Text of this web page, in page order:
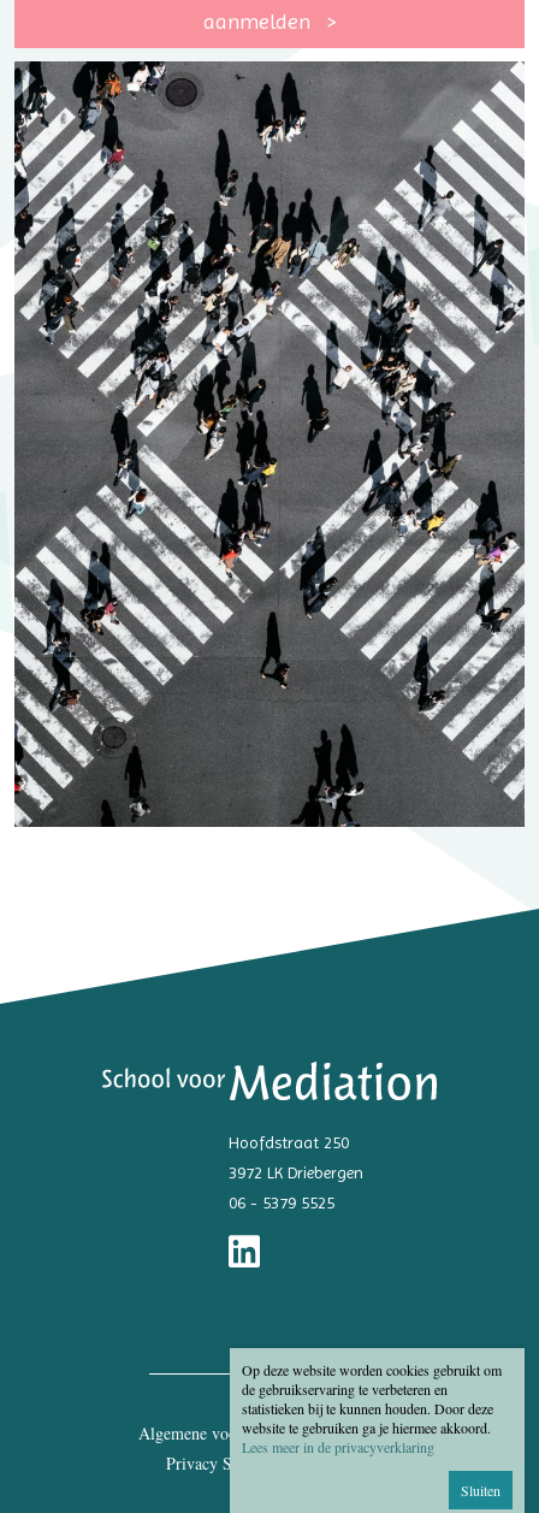
Op deze website worden cookies gebruikt om
de gebruikservaring te verbeteren en
statistieken bij te kunnen houden. Door deze
website te gebruiken ga je hiermee akkoord.
Lees meer in de privacyverklaring
Sluiten
aanmelden
Hoofdstraat 250
3972 LK Driebergen
06 - 5379 5525
Algemene voorwaarden
Disclaimer
Privacy Statement
Cookies